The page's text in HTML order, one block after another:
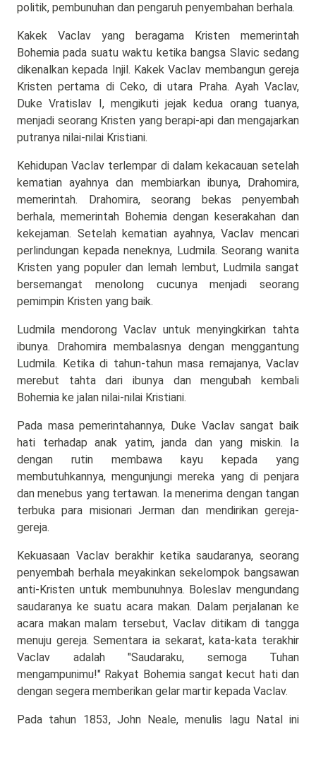
politik, pembunuhan dan pengaruh penyembahan berhala.
Kakek Vaclav yang beragama Kristen memerintah
Bohemia pada suatu waktu ketika bangsa Slavic sedang
dikenalkan kepada Injil. Kakek Vaclav membangun gereja
Kristen pertama di Ceko, di utara Praha. Ayah Vaclav,
Duke Vratislav I, mengikuti jejak kedua orang tuanya,
menjadi seorang Kristen yang berapi-api dan mengajarkan
putranya nilai-nilai Kristiani.
Kehidupan Vaclav terlempar di dalam kekacauan setelah
kematian ayahnya dan membiarkan ibunya, Drahomira,
memerintah. Drahomira, seorang bekas penyembah
berhala, memerintah Bohemia dengan keserakahan dan
kekejaman. Setelah kematian ayahnya, Vaclav mencari
perlindungan kepada neneknya, Ludmila. Seorang wanita
Kristen yang populer dan lemah lembut, Ludmila sangat
bersemangat menolong cucunya menjadi seorang
pemimpin Kristen yang baik.
Ludmila mendorong Vaclav untuk menyingkirkan tahta
ibunya. Drahomira membalasnya dengan menggantung
Ludmila. Ketika di tahun-tahun masa remajanya, Vaclav
merebut tahta dari ibunya dan mengubah kembali
Bohemia ke jalan nilai-nilai Kristiani.
Pada masa pemerintahannya, Duke Vaclav sangat baik
hati terhadap anak yatim, janda dan yang miskin. Ia
dengan rutin membawa kayu kepada yang
membutuhkannya, mengunjungi mereka yang di penjara
dan menebus yang tertawan. Ia menerima dengan tangan
terbuka para misionari Jerman dan mendirikan gereja-
gereja.
Kekuasaan Vaclav berakhir ketika saudaranya, seorang
penyembah berhala meyakinkan sekelompok bangsawan
anti-Kristen untuk membunuhnya. Boleslav mengundang
saudaranya ke suatu acara makan. Dalam perjalanan ke
acara makan malam tersebut, Vaclav ditikam di tangga
menuju gereja. Sementara ia sekarat, kata-kata terakhir
Vaclav adalah "Saudaraku, semoga Tuhan
mengampunimu!" Rakyat Bohemia sangat kecut hati dan
dengan segera memberikan gelar martir kepada Vaclav.
Pada tahun 1853, John Neale, menulis lagu Natal ini